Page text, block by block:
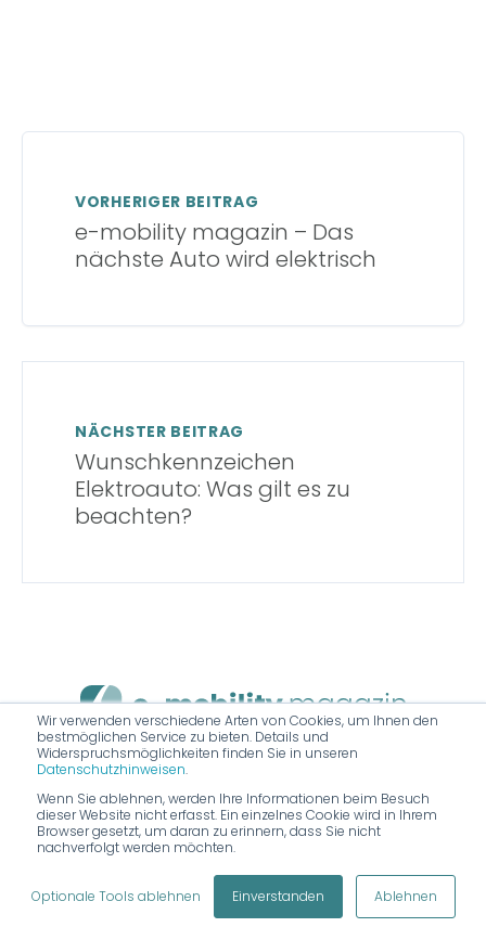
Wir verwenden verschiedene Arten von Cookies, um Ihnen den
bestmöglichen Service zu bieten. Details und
Widerspruchsmöglichkeiten finden Sie in unseren
Datenschutzhinweisen.
Wenn Sie ablehnen, werden Ihre Informationen beim Besuch
dieser Website nicht erfasst. Ein einzelnes Cookie wird in Ihrem
Browser gesetzt, um daran zu erinnern, dass Sie nicht
nachverfolgt werden möchten.
Optionale Tools ablehnen Einverstanden Ablehnen
VORHERIGER BEITRAG
e-mobility magazin – Das
nächste Auto wird elektrisch
NÄCHSTER BEITRAG
Wunschkennzeichen
Elektroauto: Was gilt es zu
beachten?
Das nächste Auto wird elektrisch.
Datenschutz|KI Transparenz